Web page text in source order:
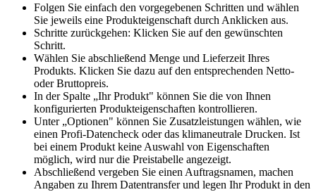
Folgen Sie einfach den vorgegebenen Schritten und wählen
Sie jeweils eine Produkteigenschaft durch Anklicken aus.
Schritte zurückgehen: Klicken Sie auf den gewünschten
Schritt.
Wählen Sie abschließend Menge und Lieferzeit Ihres
Produkts. Klicken Sie dazu auf den entsprechenden Netto-
oder Bruttopreis.
In der Spalte „Ihr Produkt" können Sie die von Ihnen
konfigurierten Produkteigenschaften kontrollieren.
Unter „Optionen" können Sie Zusatzleistungen wählen, wie
einen Profi-Datencheck oder das klimaneutrale Drucken. Ist
bei einem Produkt keine Auswahl von Eigenschaften
möglich, wird nur die Preistabelle angezeigt.
Abschließend vergeben Sie einen Auftragsnamen, machen
Angaben zu Ihrem Datentransfer und legen Ihr Produkt in den